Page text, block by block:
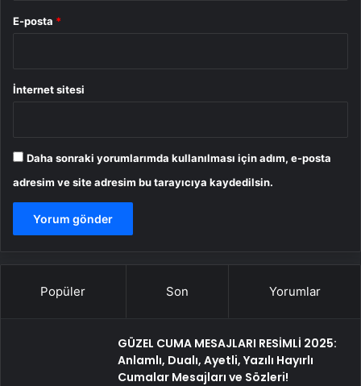
E-posta *
İnternet sitesi
Daha sonraki yorumlarımda kullanılması için adım, e-posta
adresim ve site adresim bu tarayıcıya kaydedilsin.
Popüler Son Yorumlar
GÜZEL CUMA MESAJLARI RESİMLİ 2025:
Anlamlı, Dualı, Ayetli, Yazılı Hayırlı
Cumalar Mesajları ve Sözleri!